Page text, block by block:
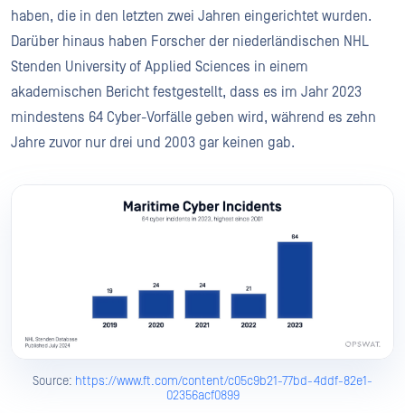
haben, die in den letzten zwei Jahren eingerichtet wurden.
Darüber hinaus haben Forscher der niederländischen NHL
Stenden University of Applied Sciences in einem
akademischen Bericht festgestellt, dass es im Jahr 2023
mindestens 64 Cyber-Vorfälle geben wird, während es zehn
Jahre zuvor nur drei und 2003 gar keinen gab.
Source: https://www.ft.com/content/c05c9b21-77bd-4ddf-82e1-
02356acf0899